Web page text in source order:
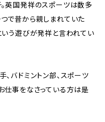
英国発祥のスポーツは数多
つで昔から親しまれていた
いう遊びが発祥と言われてい
、バドミントン部、スポーツ
仕事をなさっている方は是